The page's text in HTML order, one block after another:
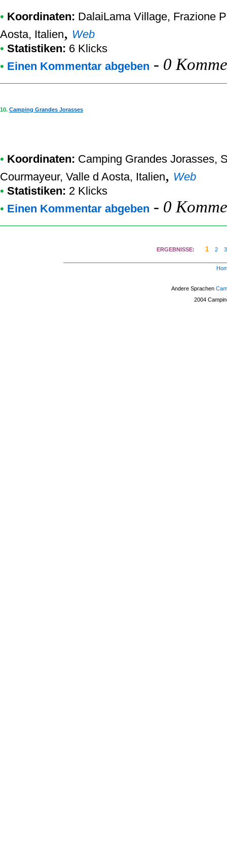
• Koordinaten: DalaiLama Village, Frazione
Aosta, Italien, Web
• Statistiken: 6 Klicks
• Einen Kommentar abgeben - 0
10. Camping Grandes Jorasses
• Koordinaten: Camping Grandes Jorasses,
Courmayeur, Valle d Aosta, Italien, Web
• Statistiken: 2 Klicks
• Einen Kommentar abgeben - 0
ERGEBNISSE: 1 2 3
Andere Sprachen
2004